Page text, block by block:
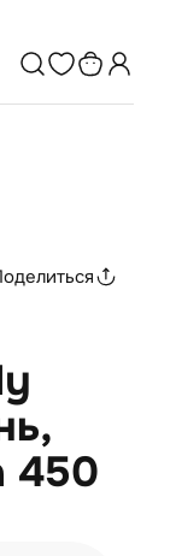
450